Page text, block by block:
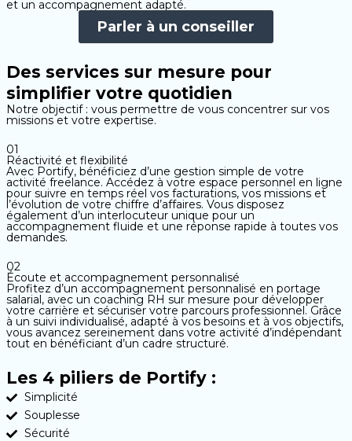
et un accompagnement adapté.
Parler à un conseiller
Des services sur mesure pour
simplifier votre quotidien
Notre objectif : vous permettre de vous concentrer sur vos
missions et votre expertise.
01
Réactivité et flexibilité
Avec Portify, bénéficiez d’une gestion simple de votre
activité freelance. Accédez à votre espace personnel en ligne
pour suivre en temps réel vos facturations, vos missions et
l’évolution de votre chiffre d’affaires. Vous disposez
également d’un interlocuteur unique pour un
accompagnement fluide et une réponse rapide à toutes vos
demandes.
02
Écoute et accompagnement personnalisé
Profitez d’un accompagnement personnalisé en portage
salarial, avec un coaching RH sur mesure pour développer
votre carrière et sécuriser votre parcours professionnel. Grâce
à un suivi individualisé, adapté à vos besoins et à vos objectifs,
vous avancez sereinement dans votre activité d’indépendant
tout en bénéficiant d’un cadre structuré.
Les 4 piliers de Portify :
Simplicité
Souplesse
Sécurité